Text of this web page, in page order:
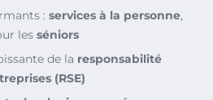
: services à la personne,
les séniors
de la responsabilité
(RSE)